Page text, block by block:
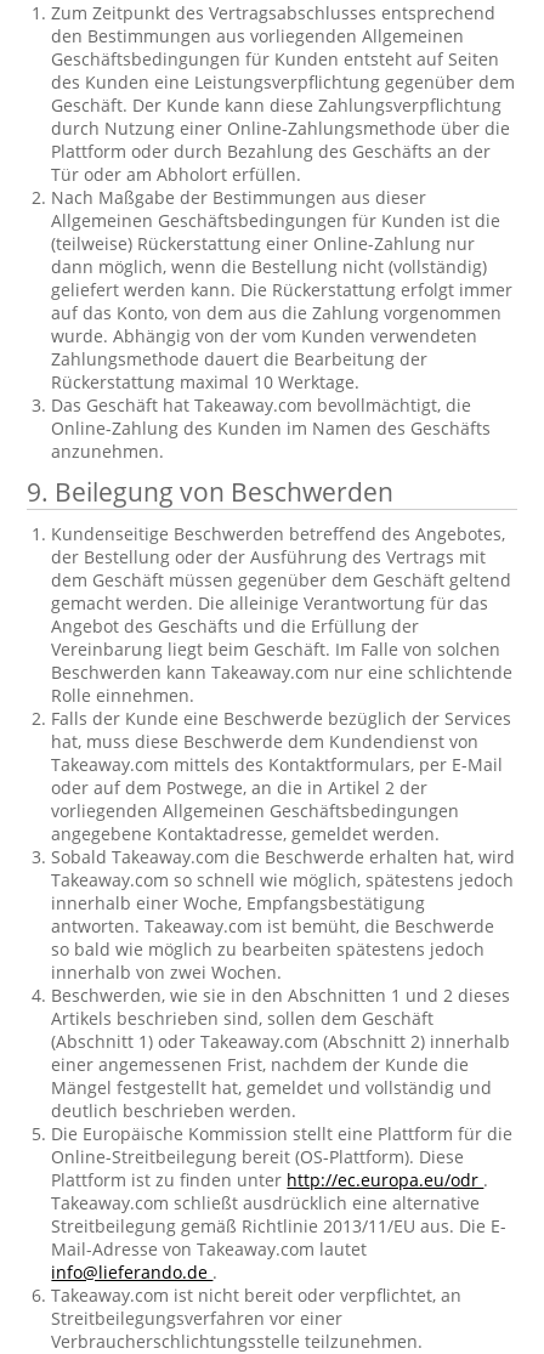
Zum Zeitpunkt des Vertragsabschlusses entsprechend
den Bestimmungen aus vorliegenden Allgemeinen
Geschäftsbedingungen für Kunden entsteht auf Seiten
des Kunden eine Leistungsverpflichtung gegenüber dem
Geschäft. Der Kunde kann diese Zahlungsverpflichtung
durch Nutzung einer Online-Zahlungsmethode über die
Plattform oder durch Bezahlung des Geschäfts an der
Tür oder am Abholort erfüllen.
Nach Maßgabe der Bestimmungen aus dieser
Allgemeinen Geschäftsbedingungen für Kunden ist die
(teilweise) Rückerstattung einer Online-Zahlung nur
dann möglich, wenn die Bestellung nicht (vollständig)
geliefert werden kann. Die Rückerstattung erfolgt immer
auf das Konto, von dem aus die Zahlung vorgenommen
wurde. Abhängig von der vom Kunden verwendeten
Zahlungsmethode dauert die Bearbeitung der
Rückerstattung maximal 10 Werktage.
Das Geschäft hat Takeaway.com bevollmächtigt, die
Online-Zahlung des Kunden im Namen des Geschäfts
anzunehmen.
9. Beilegung von Beschwerden
Kundenseitige Beschwerden betreffend des Angebotes,
der Bestellung oder der Ausführung des Vertrags mit
dem Geschäft müssen gegenüber dem Geschäft geltend
gemacht werden. Die alleinige Verantwortung für das
Angebot des Geschäfts und die Erfüllung der
Vereinbarung liegt beim Geschäft. Im Falle von solchen
Beschwerden kann Takeaway.com nur eine schlichtende
Rolle einnehmen.
Falls der Kunde eine Beschwerde bezüglich der Services
hat, muss diese Beschwerde dem Kundendienst von
Takeaway.com mittels des Kontaktformulars, per E-Mail
oder auf dem Postwege, an die in Artikel 2 der
vorliegenden Allgemeinen Geschäftsbedingungen
angegebene Kontaktadresse, gemeldet werden.
Sobald Takeaway.com die Beschwerde erhalten hat, wird
Takeaway.com so schnell wie möglich, spätestens jedoch
innerhalb einer Woche, Empfangsbestätigung
antworten. Takeaway.com ist bemüht, die Beschwerde
so bald wie möglich zu bearbeiten spätestens jedoch
innerhalb von zwei Wochen.
Beschwerden, wie sie in den Abschnitten 1 und 2 dieses
Artikels beschrieben sind, sollen dem Geschäft
(Abschnitt 1) oder Takeaway.com (Abschnitt 2) innerhalb
einer angemessenen Frist, nachdem der Kunde die
Mängel festgestellt hat, gemeldet und vollständig und
deutlich beschrieben werden.
Die Europäische Kommission stellt eine Plattform für die
Online-Streitbeilegung bereit (OS-Plattform). Diese
Plattform ist zu finden unter http://ec.europa.eu/odr .
Takeaway.com schließt ausdrücklich eine alternative
Streitbeilegung gemäß Richtlinie 2013/11/EU aus. Die E-
Mail-Adresse von Takeaway.com lautet
info@lieferando.de .
Takeaway.com ist nicht bereit oder verpflichtet, an
Streitbeilegungsverfahren vor einer
Verbraucherschlichtungsstelle teilzunehmen.